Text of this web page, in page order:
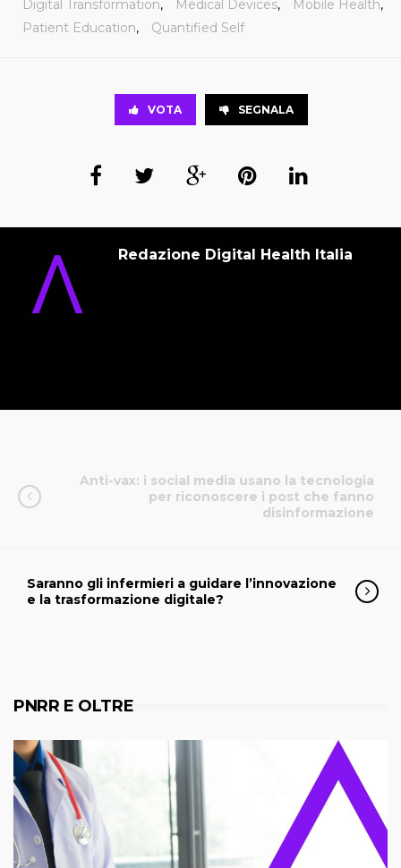
Digital Transformation, Medical Devices, Mobile Health,
Patient Education, Quantified Self
VOTA SEGNALA
Redazione Digital Health Italia
Anti-vax: i social media usano la tecnologia
per riconoscere i post che fanno
disinformazione
Saranno gli infermieri a guidare l’innovazione
e la trasformazione digitale?
PNRR E OLTRE